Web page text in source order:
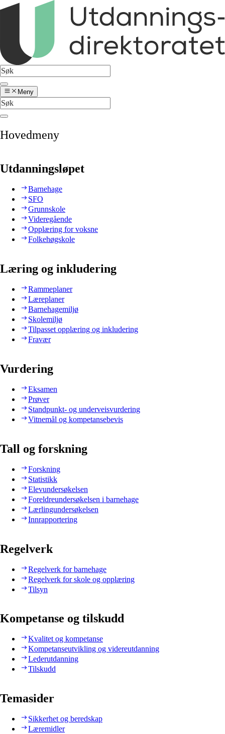
Meny
Hovedmeny
Utdanningsløpet
Barnehage
SFO
Grunnskole
Videregående
Opplæring for voksne
Folkehøgskole
Læring og inkludering
Rammeplaner
Læreplaner
Barnehagemiljø
Skolemiljø
Tilpasset opplæring og inkludering
Fravær
Vurdering
Eksamen
Prøver
Standpunkt- og underveisvurdering
Vitnemål og kompetansebevis
Tall og forskning
Forskning
Statistikk
Elevundersøkelsen
Foreldreundersøkelsen i barnehage
Lærlingundersøkelsen
Innrapportering
Regelverk
Regelverk for barnehage
Regelverk for skole og opplæring
Tilsyn
Kompetanse og tilskudd
Kvalitet og kompetanse
Kompetanseutvikling og videreutdanning
Lederutdanning
Tilskudd
Temasider
Sikkerhet og beredskap
Læremidler